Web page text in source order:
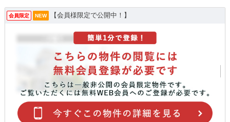
会員限定 NEW 【会員様限定で公開中！】